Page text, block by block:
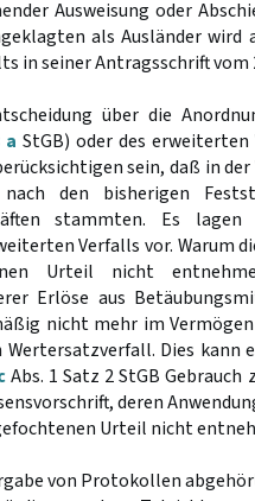
Ausweisung oder
als Ausländer wird
in seiner Antragsschrift vom
über die
a StGB) oder des
sein, daß in
den bisherigen
stammten. Es
Verfalls vor. Warum
Urteil nicht
Erlöse aus
nicht mehr im
Wertersatzverfall. Dies
Abs. 1 Satz 2 StGB
deren
Urteil nicht
von Protokollen